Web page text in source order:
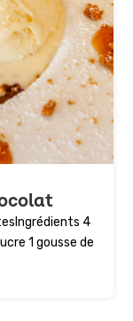
4
1 gousse de